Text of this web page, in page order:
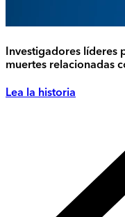
Investigadores líderes
muertes relacionadas
Lea la historia